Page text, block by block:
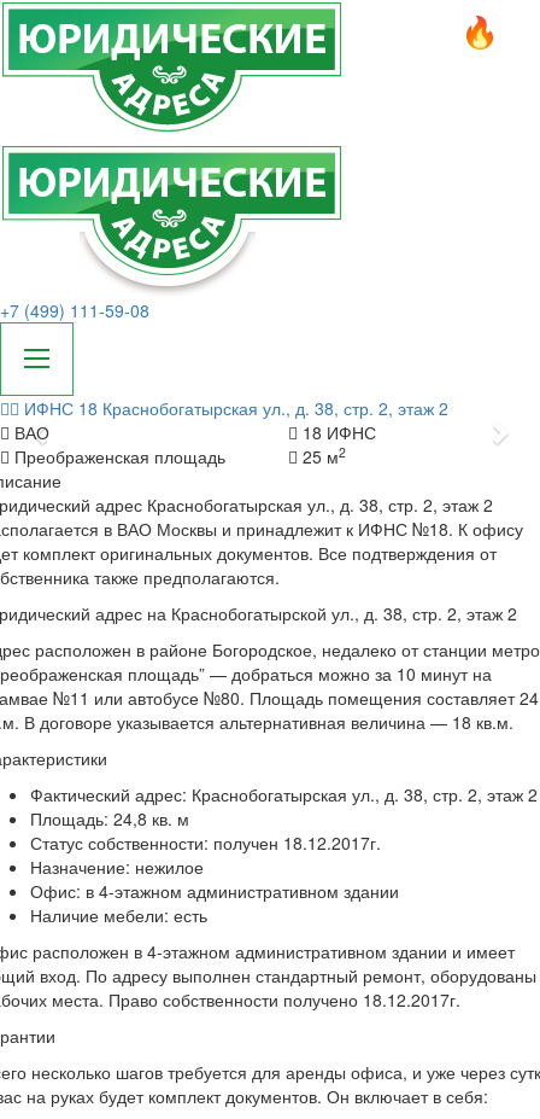
+7 (499) 111-59-08
ИФНС 18 Краснобогатырская ул., д. 38, стр. 2, этаж 2
Назад
ВАО
18 ИФНС
Преображенская площадь
25 м2
адрес Краснобогатырская ул., д. 38, стр. 2, этаж 2
в ВАО Москвы и принадлежит к ИФНС №18. К офису
комплект оригинальных документов. Все подтверждения от
также предполагаются.
адрес на Краснобогатырской ул., д. 38, стр. 2, этаж 2
расположен в районе Богородское, недалеко от станции метро
площадь” — добраться можно за 10 минут на
№11 или автобусе №80. Площадь помещения составляет
В договоре указывается альтернативная величина — 18 кв.м.
Фактический адрес: Краснобогатырская ул., д. 38, стр. 2, этаж 2
Площадь: 24,8 кв. м
Статус собственности: получен 18.12.2017г.
Назначение: нежилое
Офис: в 4-этажном административном здании
Наличие мебели: есть
расположен в 4-этажном административном здании и имеет
вход. По адресу выполнен стандартный ремонт,
места. Право собственности получено 18.12.2017г.
несколько шагов требуется для аренды офиса, и уже через
на руках будет комплект документов. Он включает в себя: